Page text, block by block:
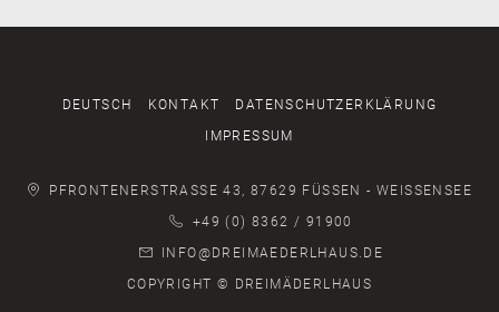
DEUTSCH KONTAKT
DATENSCHUTZERKLÄRUNG
IMPRESSUM
PFRONTENERSTRASSE 43, 87629 FÜSSEN - WEISSENSEE
+49 (0) 8362 / 91900
INFO@DREIMAEDERLHAUS.DE
COPYRIGHT © DREIMÄDERLHAUS